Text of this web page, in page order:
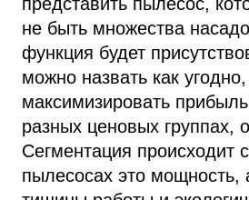
не быть множества
функция будет
можно назвать как
максимизировать
разных ценовых группах,
Сегментация происходит
пылесосах это мощность,